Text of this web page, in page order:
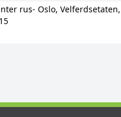
rus- Oslo,